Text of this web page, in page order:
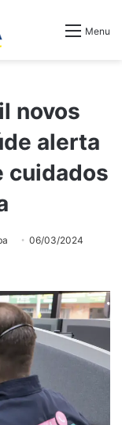
Menu
novos
alerta
cuidados
06/03/2024